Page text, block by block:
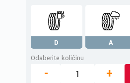
D A
Odaberite količinu
- +